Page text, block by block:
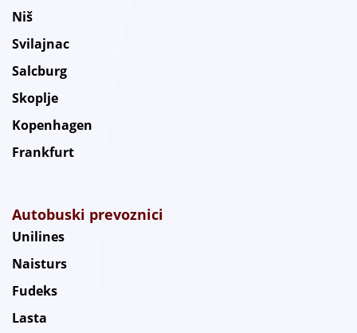
Niš
Svilajnac
Salcburg
Skoplje
Kopenhagen
Frankfurt
Autobuski prevoznici
Unilines
Naisturs
Fudeks
Lasta